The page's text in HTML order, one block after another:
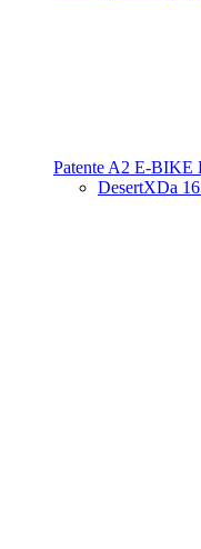
Patente A2 E-BIKE
DesertXDa